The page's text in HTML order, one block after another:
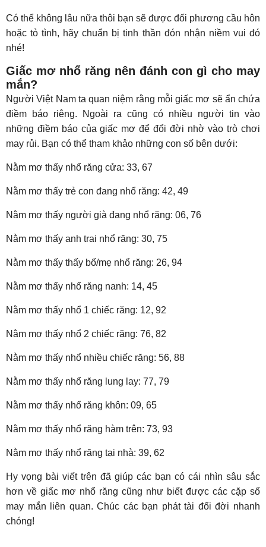
Có thể không lâu nữa thôi bạn sẽ được đối phương cầu hôn
hoặc tỏ tình, hãy chuẩn bị tinh thần đón nhận niềm vui đó
nhé!
Giấc mơ nhổ răng nên đánh con gì cho may
mắn?
Người Việt Nam ta quan niệm rằng mỗi giấc mơ sẽ ẩn chứa
điềm báo riêng. Ngoài ra cũng có nhiều người tin vào
những điềm báo của giấc mơ để đổi đời nhờ vào trò chơi
may rủi. Bạn có thể tham khảo những con số bên dưới:
Nằm mơ thấy nhổ răng cửa: 33, 67
Nằm mơ thấy trẻ con đang nhổ răng: 42, 49
Nằm mơ thấy người già đang nhổ răng: 06, 76
Nằm mơ thấy anh trai nhổ răng: 30, 75
Nằm mơ thấy thấy bố/mẹ nhổ răng: 26, 94
Nằm mơ thấy nhổ răng nanh: 14, 45
Nằm mơ thấy nhổ 1 chiếc răng: 12, 92
Nằm mơ thấy nhổ 2 chiếc răng: 76, 82
Nằm mơ thấy nhổ nhiều chiếc răng: 56, 88
Nằm mơ thấy nhổ răng lung lay: 77, 79
Nằm mơ thấy nhổ răng khôn: 09, 65
Nằm mơ thấy nhổ răng hàm trên: 73, 93
Nằm mơ thấy nhổ răng tại nhà: 39, 62
Hy vọng bài viết trên đã giúp các bạn có cái nhìn sâu sắc
hơn về giấc mơ nhổ răng cũng như biết được các cặp số
may mắn liên quan. Chúc các bạn phát tài đổi đời nhanh
chóng!